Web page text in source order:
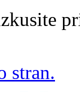
stran.